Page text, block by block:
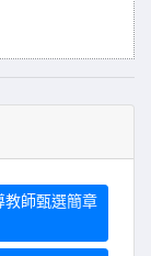
師甄選簡章